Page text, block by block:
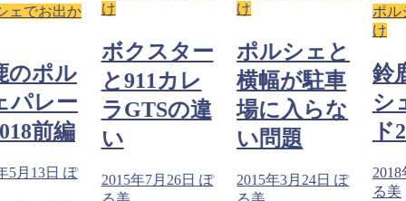
か
ぽ
け
ボクスター
と911カレ
ラGTSの違
い
2015年7月26日 ぽ
ポルシェと
横幅が駐車
場に入らな
い問題
2015年3月24日 ぽ
ポルシェで
鈴鹿の
シェパ
ド2018
2018年5月13
る美